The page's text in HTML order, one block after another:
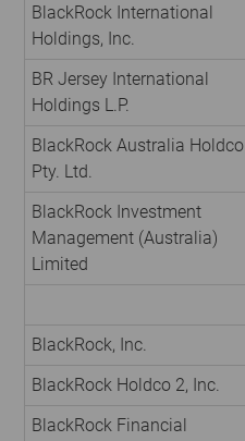
BlackRock International
Holdings, Inc.
BR Jersey International
Holdings L.P.
BlackRock Australia Holdco
Pty. Ltd.
BlackRock Investment
Management (Australia)
Limited
BlackRock, Inc.
BlackRock Holdco 2, Inc.
BlackRock Financial